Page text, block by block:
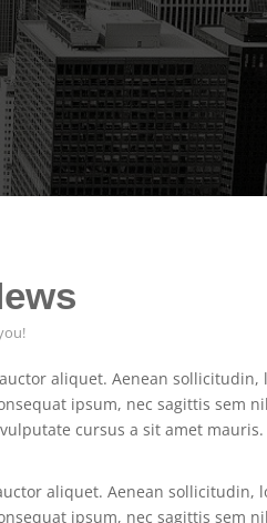
aliquet. Aenean sollicitudin,
ipsum, nec sagittis sem
cursus a sit amet
aliquet. Aenean sollicitudin,
ipsum, nec sagittis sem